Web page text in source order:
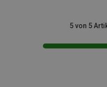
5 von 5